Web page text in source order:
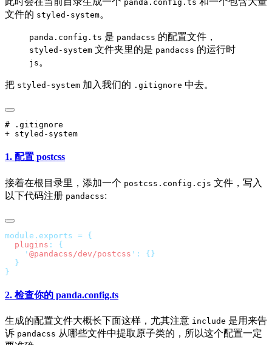
panda.config.ts
文件的 styled-system。
panda.config.ts 是 pandacss 的配置文件，
styled-system 文件夹里的是 pandacss 的运行时
js 。
把 styled-system 加入我们的 .gitignore 中去。
1. 配置 postcss
接着在根目录里，添加一个 postcss.config.cjs 文件，写入
以下代码注册 pandacss:
module.exports =
  plugins
:
    '
@pandacss/dev/postcss ' :
2. 检查你的 panda.config.ts
生成的配置文件大概长下面这样，尤其注意 include 是用来告
诉 pandacss 从哪些文件中提取原子类的，所以这个配置一定